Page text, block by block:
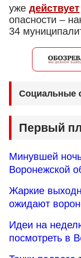
уже действует
опасности –
34
Социальные
Первый
Минувшей
Воронежской
Жаркие
ожидают
Идеи на
посмотреть в